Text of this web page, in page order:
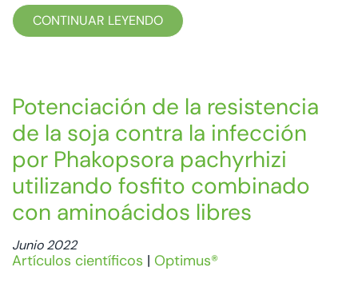
CONTINUAR LEYENDO
Potenciación de la resistencia
de la soja contra la infección
por Phakopsora pachyrhizi
utilizando fosfito combinado
con aminoácidos libres
Junio 2022
Artículos científicos | Optimus®